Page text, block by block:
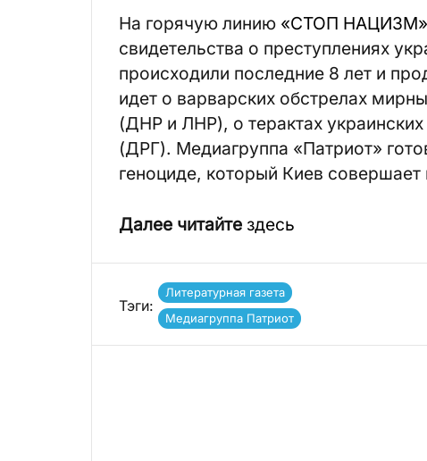
На горячую линию «СТОП НАЦИЗМ»
свидетельства о преступлениях
происходили последние 8 лет и
идет о варварских обстрелах
(ДНР и ЛНР), о терактах
(ДРГ). Медиагруппа «Патриот»
геноциде, который Киев
Далее читайте здесь
Тэги:
Литературная газета
Медиагруппа Патриот